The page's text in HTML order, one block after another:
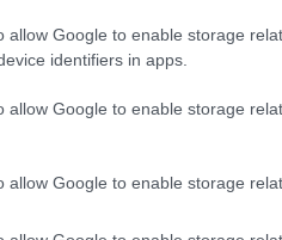
allow Google to enable storage
identifiers in apps.
allow Google to enable storage
allow Google to enable storage
να πλησιάσει τους 30
θα φτάσει τους 27 με 28